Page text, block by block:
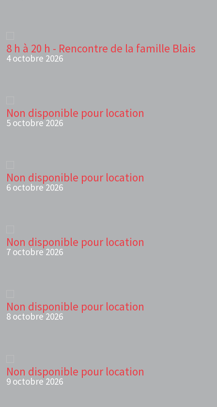
8 h à 20 h - Rencontre de la famille Blais
4 octobre 2026
Non disponible pour location
5 octobre 2026
Non disponible pour location
6 octobre 2026
Non disponible pour location
7 octobre 2026
Non disponible pour location
8 octobre 2026
Non disponible pour location
9 octobre 2026